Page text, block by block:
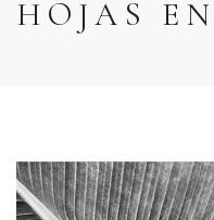
HOJAS